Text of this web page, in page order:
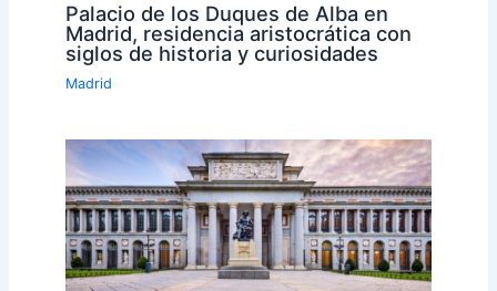
Palacio de los Duques de Alba en
Madrid, residencia aristocrática con
siglos de historia y curiosidades
Madrid